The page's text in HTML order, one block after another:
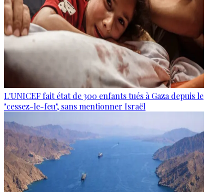
L'UNICEF fait état de 300 enfants tués à Gaza depuis le
"cessez-le-feu", sans mentionner Israël